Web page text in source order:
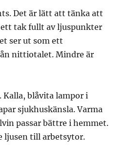
Det är lätt att tänka att
tak fullt av ljuspunkter
ser ut som ett
nittiotalet. Mindre är
Kalla, blåvita lampor i
sjukhuskänsla. Varma
passar bättre i hemmet.
ljusen till arbetsytor.